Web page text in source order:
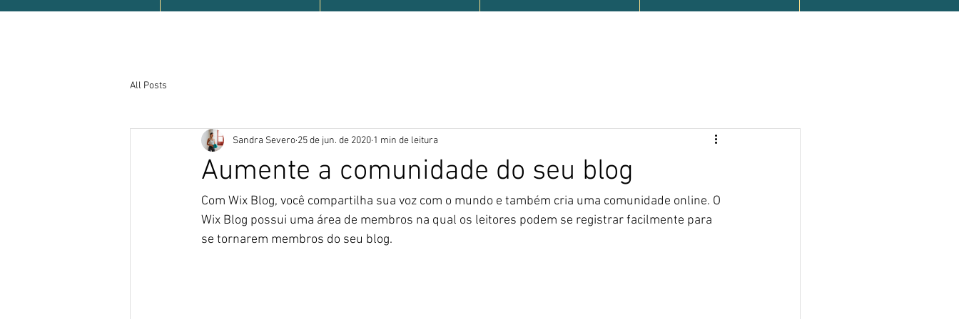
All Posts
Aumente a comunidade do seu blog
Sandra Severo 25 de jun. de 2020 1 min de leitura
Com Wix Blog, você compartilha sua voz com o mundo e também cria uma comunidade online. O
Wix Blog possui uma área de membros na qual os leitores podem se registrar facilmente para
se tornarem membros do seu blog.